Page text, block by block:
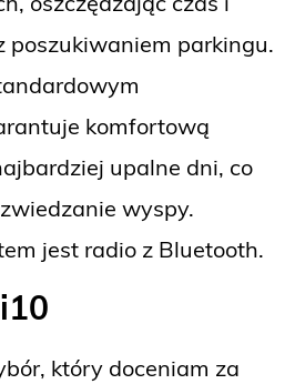
poszukiwaniem parkingu.
komfortową
upalne dni, co
wyspy.
jest radio z Bluetooth.
który doceniam za